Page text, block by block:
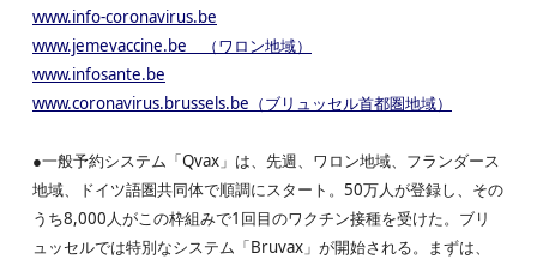
www.info-coronavirus.be
www.jemevaccine.be （ワロン地域）
www.infosante.be
www.coronavirus.brussels.be（ブリュッセル首都圏地域）
●一般予約システム「Qvax」は、先週、ワロン地域、フランダース
地域、ドイツ語圏共同体で順調にスタート。50万人が登録し、その
うち8,000人がこの枠組みで1回目のワクチン接種を受けた。ブリ
ュッセルでは特別なシステム「Bruvax」が開始される。まずは、